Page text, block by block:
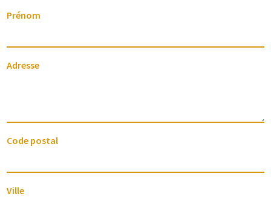
Prénom
Adresse
Code postal
Ville